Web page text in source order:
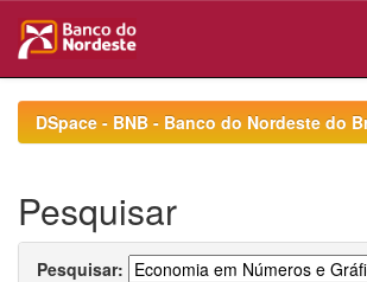
navigationDSpace - BNB - Banco do Nordeste do
Pesquisar
Pesquisar: